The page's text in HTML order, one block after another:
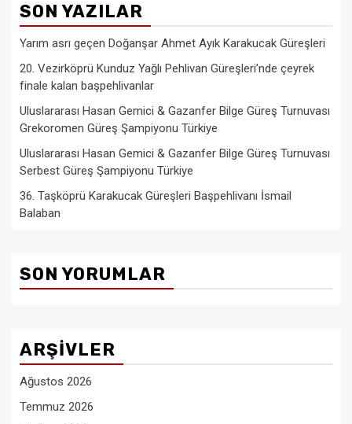
SON YAZILAR
Yarım asrı geçen Doğanşar Ahmet Ayık Karakucak Güreşleri
20. Vezirköprü Kunduz Yağlı Pehlivan Güreşleri’nde çeyrek
finale kalan başpehlivanlar
Uluslararası Hasan Gemici & Gazanfer Bilge Güreş Turnuvası
Grekoromen Güreş Şampiyonu Türkiye
Uluslararası Hasan Gemici & Gazanfer Bilge Güreş Turnuvası
Serbest Güreş Şampiyonu Türkiye
36. Taşköprü Karakucak Güreşleri Başpehlivanı İsmail
Balaban
SON YORUMLAR
ARŞIVLER
Ağustos 2026
Temmuz 2026